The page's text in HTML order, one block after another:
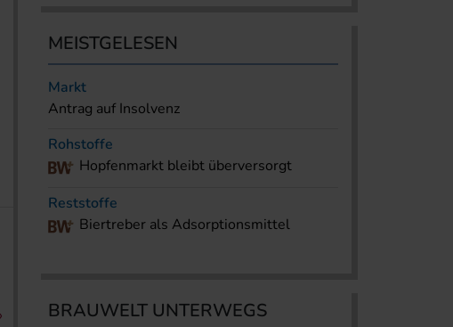
MEISTGELESEN
Markt
Antrag auf Insolvenz
Rohstoffe
Hopfenmarkt bleibt überversorgt
Reststoffe
Biertreber als Adsorptionsmittel
BRAUWELT UNTERWEGS